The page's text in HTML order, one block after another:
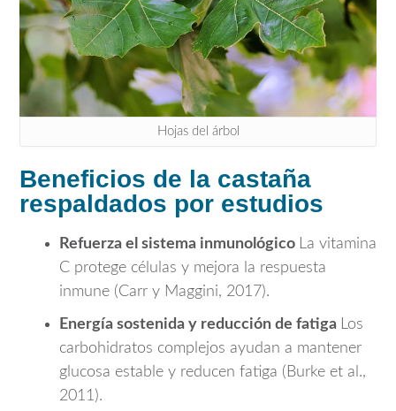
Hojas del árbol
Beneficios de la castaña
respaldados por estudios
Refuerza el sistema inmunológico La vitamina
C protege células y mejora la respuesta
inmune (Carr y Maggini, 2017).
Energía sostenida y reducción de fatiga Los
carbohidratos complejos ayudan a mantener
glucosa estable y reducen fatiga (Burke et al.,
2011).